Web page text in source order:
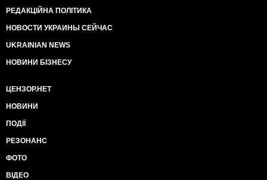
РЕДАКЦІЙНА ПОЛІТИКА
НОВОСТИ УКРАИНЫ СЕЙЧАС
UKRAINIAN NEWS
НОВИНИ БІЗНЕСУ
ЦЕНЗОР.НЕТ
НОВИНИ
ПОДІЇ
РЕЗОНАНС
ФОТО
ВІДЕО